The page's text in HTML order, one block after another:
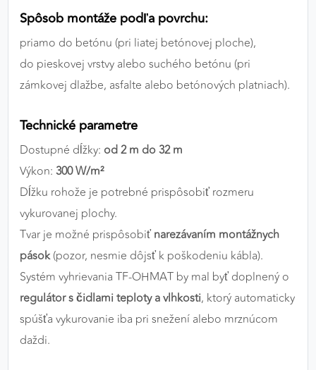
Spôsob montáže podľa povrchu:
priamo do betónu (pri liatej betónovej ploche),
do pieskovej vrstvy alebo suchého betónu (pri
zámkovej dlažbe, asfalte alebo betónových platniach).
Technické parametre
Dostupné dĺžky: od 2 m do 32 m
Výkon: 300 W/m²
Dĺžku rohože je potrebné prispôsobiť rozmeru
vykurovanej plochy.
Tvar je možné prispôsobiťnarezávaním montážnych
pások(pozor, nesmie dôjsť k poškodeniu kábla).
Systém vyhrievania TF-OHMAT by mal byť doplnený o
regulátor s čidlami teploty a vlhkosti, ktorý automaticky
spúšťa vykurovanie iba pri snežení alebo mrznúcom
daždi.